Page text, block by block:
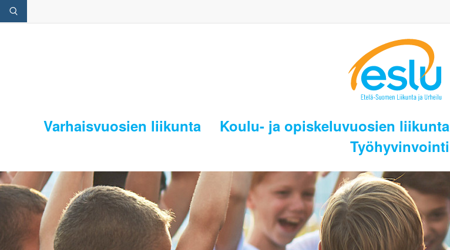
Varhaisvuosien liikunta Koulu- ja opiskeluvuosien liikunta
Työhyvinvointi